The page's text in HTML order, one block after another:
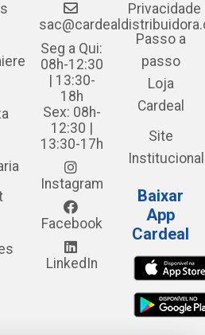
Seg a Qui:
08h-12:30
| 13:30-
18h
Sex: 08h-
12:30 |
13:30-17h
Instagram
Facebook
LinkedIn
Privacidade
Passo a
passo
Loja
Cardeal
Site
Institucional
Baixar
App
Cardeal